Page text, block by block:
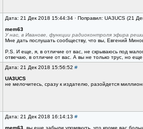
Дата: 21 Дек 2018 15:44:34 · Поправил: UA3UCS (21
mem63
У нас, в Иванове, функции радиоконтроля эфира
Мне дать послушать сообществу, что вы, Евгений
P.S. И еще, я, в отличие от вас, не скрываюсь под
отвечаю, в отличие от вас. А вы не только трус, но
Дата: 21 Дек 2018 15:56:52 #
UA3UCS
не мелочитесь, сразу к издателю, разойдется
Дата: 21 Дек 2018 16:14:13 #
mem63 , вы еще забыли упомянуть, что кроме вас